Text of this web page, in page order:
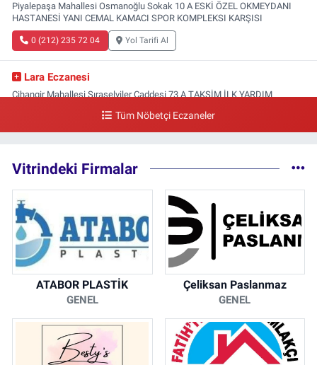
Piyalepaşa Mahallesi Osmanoğlu Sokak 10 A ESKİ ÖZEL OKMEYDANI
HASTANESİ YANI CEMAL KAMACI SPOR KOMPLEKSI KARŞISI
0 (212) 235 72 04 Yol Tarifi Al
Lara Eczanesi
Cihangir Mahallesi Sıraselviler Caddesi 73 A TAKSİM İLK YARDIM
Tüm Nöbetçi Eczaneler
Vitrindeki Firmalar
ATABOR PLASTİK
GENEL
Çeliksan Paslanmaz
GENEL